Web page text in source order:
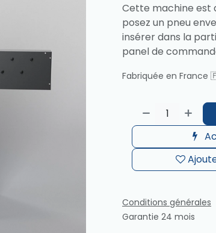
Cette machine est
posez un pneu
insérer dans la
panel de
Fabriquée en France
Conditions générales
Garantie 24 mois